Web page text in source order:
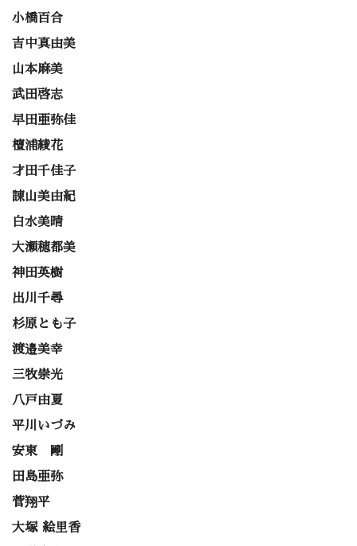
小橋百合
吉中真由美
山本麻美
武田啓志
早田亜弥佳
檀浦綾花
才田千佳子
諌山美由紀
白水美晴
大瀬穂都美
神田英樹
出川千尋
杉原とも子
渡邉美幸
三牧崇光
八戸由夏
平川いづみ
安東 剛
田島亜弥
菅翔平
大塚 絵里香